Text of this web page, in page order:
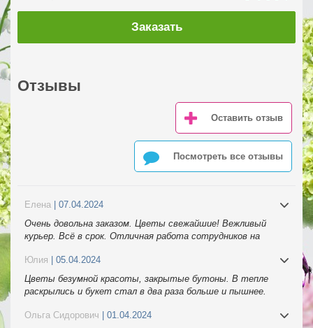
Заказать
Отзывы
Оставить отзыв
Посмотреть все отзывы
Елена | 07.04.2024
Очень довольна заказом. Цветы свежайшие! Вежливый
курьер. Всё в срок. Отличная работа сотрудников на
Юлия | 05.04.2024
Цветы безумной красоты, закрытые бутоны. В тепле
раскрылись и букет стал в два раза больше и пышнее.
Ольга Сидорович | 01.04.2024